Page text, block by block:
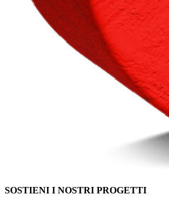
SOSTIENI I NOSTRI PROGETTI